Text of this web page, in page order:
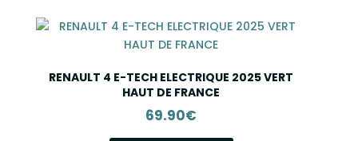
RENAULT 4 E-TECH ELECTRIQUE 2025 VERT
HAUT DE FRANCE
69.90€